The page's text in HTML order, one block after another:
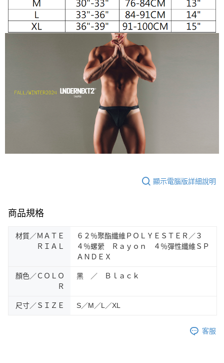
購買商品的店家。未經商家同意取消之訂單仍視為有效，需透過AFTEE先享
※ 交易是否成功請以「AFTEE先享後付 」之結帳頁面顯示為準，若有關於
是否繳費成功／繳費後需取消欲退款等相關疑問，請聯繫「AFTEE先享後付
https://netprotections.freshdesk.com/support/home
１．透過由恩沛科技股份有限公司提供之「AFTEE先享後付」服務完成之交
易，需依本服務之必要範圍內提供個人資料，並將交易相關給付款項請求債
權轉讓予恩沛科技股份有限公司。
２．關於個人資料處理事宜，請瀏覽以下網址：
３．未成年的使用者請事先徵得法定代理人或監護人之同意方可使用
「AFTEE先享後付」，若未經同意申辦者引起之損失，本公司不負相關責
４．使用「AFTEE先享後付」時，將依據個別帳號之用戶狀況，依本公司即
時審查核予不同之上限額度；若仍有額度不足之情形，本公司將視審查結果
恩沛科技股份有限公司將有權停止該用戶之使用額度並採取法律行動。
每筆NT$65，滿NT$1,000(含以上)免運費
付款後7-11取貨
每筆NT$65，滿NT$1,000(含以上)免運費
每筆NT$105，滿NT$1,000(含以上)免運費
郵局國際包裹寄送
顯示電腦版詳細說明
商品規格
材質／ＭＡＴＥ
ＲＩＡＬ
６２％聚酯纖維ＰＯＬＹＥＳＴＥＲ／３
４％螺縈 Ｒａｙｏｎ ４％彈性纖維ＳＰ
ＡＮＤＥＸ
顏色／ＣＯＬＯ
Ｒ
黑 ／ Ｂｌａｃｋ
尺寸／ＳＩＺＥ S／M／L／XL
客服